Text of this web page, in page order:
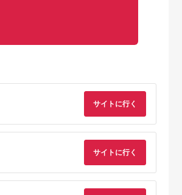
【美濃焼+キャンプ】
ネルドリッパー”スピ
用フィルター1枚付き
エリエール超吸収キ
チンタオル 4R100カ
ック）キッチンペー
サイトに行く
サイトに行く